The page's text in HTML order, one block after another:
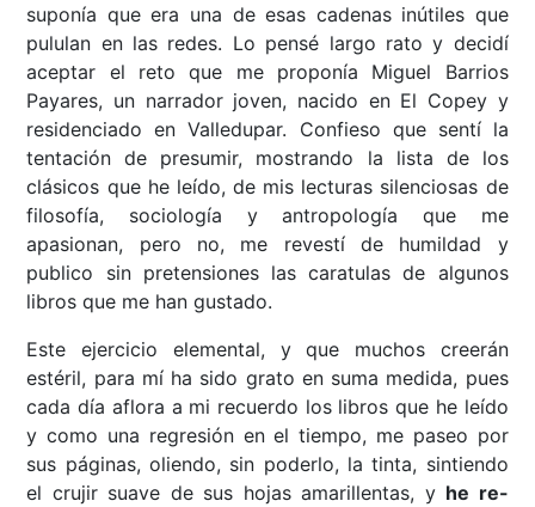
suponía que era una de esas cadenas inútiles que
pululan en las redes. Lo pensé largo rato y decidí
aceptar el reto que me proponía Miguel Barrios
Payares, un narrador joven, nacido en El Copey y
residenciado en Valledupar. Confieso que sentí la
tentación de presumir, mostrando la lista de los
clásicos que he leído, de mis lecturas silenciosas de
filosofía, sociología y antropología que me
apasionan, pero no, me revestí de humildad y
publico sin pretensiones las caratulas de algunos
libros que me han gustado.
Este ejercicio elemental, y que muchos creerán
estéril, para mí ha sido grato en suma medida, pues
cada día aflora a mi recuerdo los libros que he leído
y como una regresión en el tiempo, me paseo por
sus páginas, oliendo, sin poderlo, la tinta, sintiendo
el crujir suave de sus hojas amarillentas, y he re-